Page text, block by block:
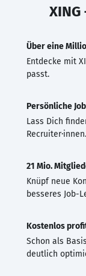
Über eine
Entdecke mit
passt.
Persönliche
Lass Dich
Recruiter·innen.
21 Mio.
Knüpf neue
besseres Job-
Kostenlos
Schon als
deutlich